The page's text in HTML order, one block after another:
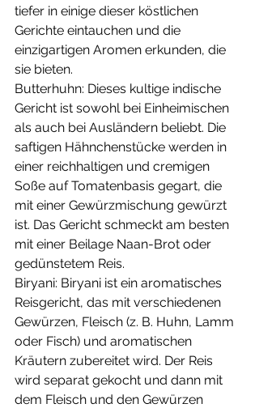
tiefer in einige dieser köstlichen
Gerichte eintauchen und die
einzigartigen Aromen erkunden, die
sie bieten.
Butterhuhn: Dieses kultige indische
Gericht ist sowohl bei Einheimischen
als auch bei Ausländern beliebt. Die
saftigen Hähnchenstücke werden in
einer reichhaltigen und cremigen
Soße auf Tomatenbasis gegart, die
mit einer Gewürzmischung gewürzt
ist. Das Gericht schmeckt am besten
mit einer Beilage Naan-Brot oder
gedünstetem Reis.
Biryani: Biryani ist ein aromatisches
Reisgericht, das mit verschiedenen
Gewürzen, Fleisch (z. B. Huhn, Lamm
oder Fisch) und aromatischen
Kräutern zubereitet wird. Der Reis
wird separat gekocht und dann mit
dem Fleisch und den Gewürzen